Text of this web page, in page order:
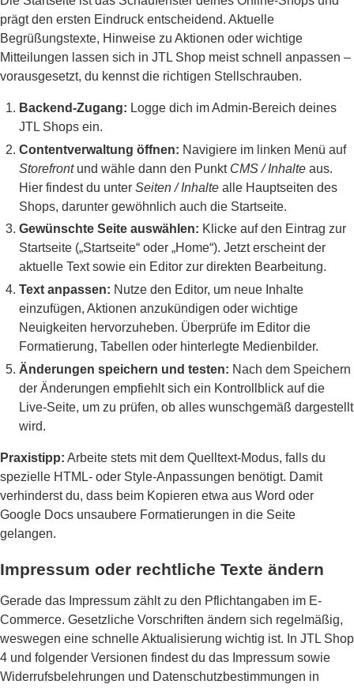
prägt den ersten Eindruck entscheidend. Aktuelle
Begrüßungstexte, Hinweise zu Aktionen oder wichtige
Mitteilungen lassen sich in JTL Shop meist schnell anpassen –
vorausgesetzt, du kennst die richtigen Stellschrauben.
Backend-Zugang: Logge dich im Admin-Bereich deines
JTL Shops ein.
Contentverwaltung öffnen: Navigiere im linken Menü auf
Storefrontund wähle dann den Punkt CMS / Inhalte aus.
Hier findest du unter Seiten / Inhalte alle Hauptseiten des
Shops, darunter gewöhnlich auch die Startseite.
Gewünschte Seite auswählen: Klicke auf den Eintrag zur
Startseite („Startseite“ oder „Home“). Jetzt erscheint der
aktuelle Text sowie ein Editor zur direkten Bearbeitung.
Text anpassen: Nutze den Editor, um neue Inhalte
einzufügen, Aktionen anzukündigen oder wichtige
Neuigkeiten hervorzuheben. Überprüfe im Editor die
Formatierung, Tabellen oder hinterlegte Medienbilder.
Änderungen speichern und testen: Nach dem Speichern
der Änderungen empfiehlt sich ein Kontrollblick auf die
Live-Seite, um zu prüfen, ob alles wunschgemäß dargestellt
wird.
Praxistipp: Arbeite stets mit dem Quelltext-Modus, falls du
spezielle HTML- oder Style-Anpassungen benötigt. Damit
verhinderst du, dass beim Kopieren etwa aus Word oder
Google Docs unsaubere Formatierungen in die Seite
gelangen.
Impressum oder rechtliche Texte ändern
Gerade das Impressum zählt zu den Pflichtangaben im E-
Commerce. Gesetzliche Vorschriften ändern sich regelmäßig,
weswegen eine schnelle Aktualisierung wichtig ist. In JTL Shop
4 und folgender Versionen findest du das Impressum sowie
Widerrufsbelehrungen und Datenschutzbestimmungen in